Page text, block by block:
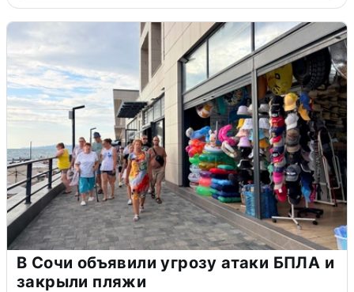
В Сочи объявили угрозу атаки БПЛА и
закрыли пляжи